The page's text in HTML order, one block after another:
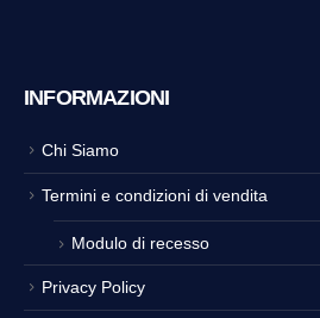
INFORMAZIONI
Chi Siamo
Termini e condizioni di vendita
Modulo di recesso
Privacy Policy